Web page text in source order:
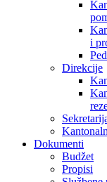
i
Direkcije
Dokumenti
Budžet
Propisi